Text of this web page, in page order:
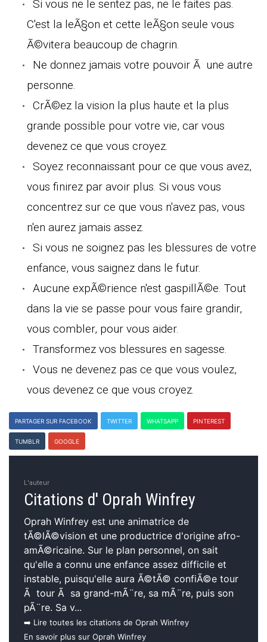
Si vous ne le sentez pas, ne le faites pas.
C'est la leÃ§on et cette leÃ§on seule vous
Ã©vitera beaucoup de chagrin.
Ne donnez jamais votre pouvoir Ã une autre
personne.
CrÃ©ez la vision la plus haute et la plus
grande possible pour votre vie, car vous
devenez ce que vous croyez.
Soyez reconnaissant pour ce que vous avez,
vous finirez par avoir plus. Si vous vous
concentrez sur ce que vous n'avez pas, vous
n'en aurez jamais assez.
Si vous ne soignez pas les blessures de votre
enfance, vous saignez dans le futur.
Aucune expÃ©rience n'est gaspillÃ©e. Tout
dans la vie se passe pour vous faire grandir,
vous combler, pour vous aider.
Transformez vos blessures en sagesse.
Vous ne devenez pas ce que vous voulez,
vous devenez ce que vous croyez.
PARTAGER SUR FACEBOOK TWITTER WHATSAPP PINTEREST
TUMBLR GOOGLE
L'auteur
Citations d' Oprah Winfrey
Oprah Winfrey est une animatrice de
tÃ©lÃ©vision et une productrice d'origine afro-
amÃ©ricaine. Sur le plan personnel, on sait
qu'elle a connu une enfance assez difficile et
instable, puisqu'elle aura Ã©tÃ© confiÃ©e tour
Ã tour Ã sa grand-mÃ¨re, sa mÃ¨re, puis son
pÃ¨re. Sa v...
➡️ Lire toutes les citations de Oprah Winfrey
En savoir plus sur Oprah Winfrey